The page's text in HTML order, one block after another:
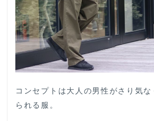
コンセプトは大人の男性がさり気
られる服。